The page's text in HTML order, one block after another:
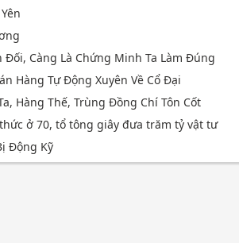
Đối, Càng Là Chứng Minh Ta Làm Đúng
Hàng Tự Động Xuyên Về Cổ Đại
Hàng Thế, Trùng Đồng Chí Tôn Cốt
ở 70, tổ tông giây đưa trăm tỷ vật tư
Động Kỹ